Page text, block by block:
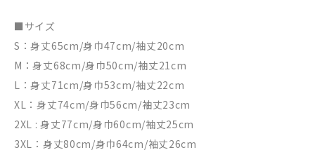
■サイズ
S：身丈65cm/身巾47cm/袖丈20cm
M：身丈68cm/身巾50cm/袖丈21cm
L：身丈71cm/身巾53cm/袖丈22cm
XL：身丈74cm/身巾56cm/袖丈23cm
2XL : 身丈77cm/身巾60cm/袖丈25cm
3XL：身丈80cm/身巾64cm/袖丈26cm